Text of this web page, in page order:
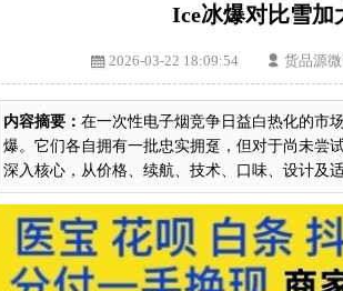
Ice冰爆对比雪加
2026-03-22 18:09:54 货品源
内容摘要： 在一次性电子烟竞争日益白热化的市
爆。它们各自拥有一批忠实拥趸，但对于尚未尝
深入核心，从价格、续航、技术、口味、设计及